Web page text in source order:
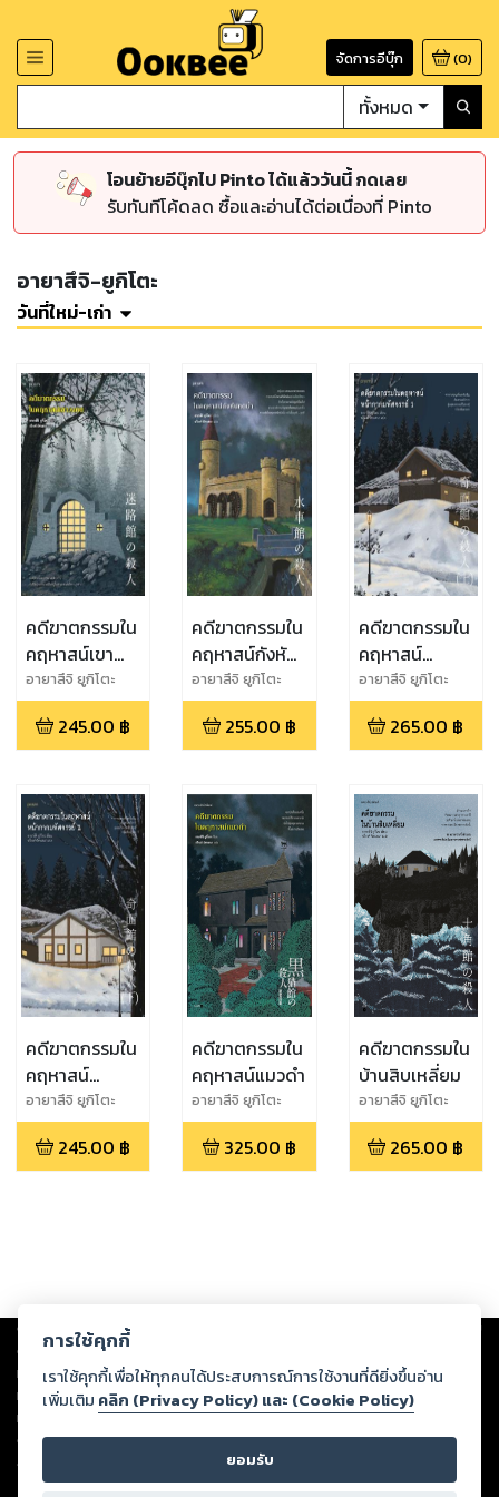
จัดการอีบุ๊ก (0)
ทั้งหมด
โอนย้ายอีบุ๊กไป Pinto ได้แล้ววันนี้ กดเลย
รับทันทีโค้ดลด ซื้อและอ่านได้ต่อเนื่องที่ Pinto
อายาสึจิ-ยูกิโตะ
วันที่ใหม่-เก่า
คดีฆาตกรรมใน
คฤหาสน์เขา
วงกต
อายาสึจิ ยูกิโตะ
245.00 ฿
คดีฆาตกรรมใน
คฤหาสน์กังหัน
ทดน้ำ
อายาสึจิ ยูกิโตะ
255.00 ฿
คดีฆาตกรรมใน
คฤหาสน์
หน้ากาก
มหัศจรรย์ เล่ม 1
อายาสึจิ ยูกิโตะ
265.00 ฿
คดีฆาตกรรมใน
คฤหาสน์
หน้ากาก
มหัศจรรย์ เล่ม
อายาสึจิ ยูกิโตะ
245.00 ฿
คดีฆาตกรรมใน
คฤหาสน์แมวดำ
อายาสึจิ ยูกิโตะ
325.00 ฿
คดีฆาตกรรมใน
บ้านสิบเหลี่ยม
อายาสึจิ ยูกิโตะ
265.00 ฿
Copyright © 2026
ต่อผลงานหรือเนื้อหาใดที่อัปโหลดผ่านเว็บไซต์และปรากฏว่าละเมิดสิทธิใน
ทรัพย์สินทางปัญญาของบุคคลอื่นหรือขัดต่อกฎหมายและศีลธรรม ดังนั้น ผู้อ่าน
ทุกท่านโปรดใช้วิจารณญาณในการกลั่นกรองด้วยตนเอง และหากท่านพบว่าส่วน
หนึ่งส่วนใดขัดต่อกฎหมายและศีลธรรม กรุณาแจ้งมายังบริษัท เพื่อทีมงานจะได้
ดำเนินการในทันที ทั้งนี้ ทางสตอรี่ล็อกขอสงวนลิขสิทธิ์ตามพระราชบัญญัติ
ลิขสิทธิ์ พ.ศ. 2537 (ฉบับล่าสุด)
การใช้คุกกี้
เราใช้คุกกี้เพื่อให้ทุกคนได้ประสบการณ์การใช้งานที่ดียิ่งขึ้นอ่าน
เพิ่มเติม คลิก (Privacy Policy) และ (Cookie Policy)
ยอมรับ